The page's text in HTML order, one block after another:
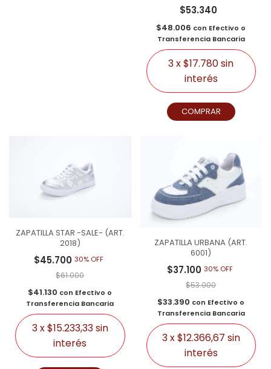
$53.340
$48.006 con Efectivo o
Transferencia Bancaria
3x$17.780sin
interés
COMPRAR
ZAPATILLA STAR -SALE- (ART.
2018)
$45.70030% OFF
$61.000
$41.130 con Efectivo o
Transferencia Bancaria
3x$15.233,33sin
interés
ZAPATILLA URBANA (ART.
6001)
$37.100 30% OFF
$53.000
$33.390 con Efectivo o
Transferencia Bancaria
3x$12.366,67 sin
interés